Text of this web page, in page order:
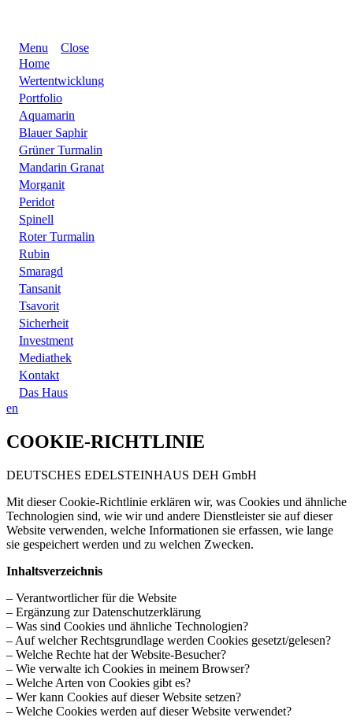
Menu
Close
Home
Wertentwicklung
Portfolio
Aquamarin
Blauer Saphir
Grüner Turmalin
Mandarin Granat
Morganit
Peridot
Spinell
Roter Turmalin
Rubin
Smaragd
Tansanit
Tsavorit
Sicherheit
Investment
Mediathek
Kontakt
Das Haus
en
COOKIE-RICHTLINIE
DEUTSCHES EDELSTEINHAUS DEH GmbH
Mit dieser Cookie-Richtlinie erklären wir, was Cookies und ähnliche
Technologien sind, wie wir und andere Dienstleister sie auf dieser
Website verwenden, welche Informationen sie erfassen, wie lange
sie gespeichert werden und zu welchen Zwecken.
Inhaltsverzeichnis
– Verantwortlicher für die Website
– Ergänzung zur Datenschutzerklärung
– Was sind Cookies und ähnliche Technologien?
– Auf welcher Rechtsgrundlage werden Cookies gesetzt/gelesen?
– Welche Rechte hat der Website-Besucher?
– Wie verwalte ich Cookies in meinem Browser?
– Welche Arten von Cookies gibt es?
– Wer kann Cookies auf dieser Website setzen?
– Welche Cookies werden auf dieser Website verwendet?